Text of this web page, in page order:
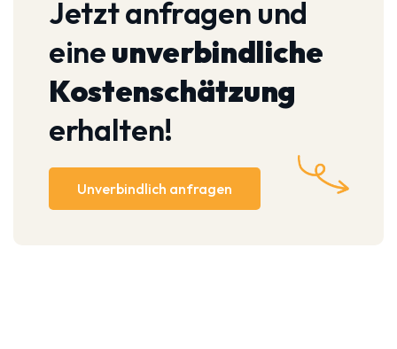
Jetzt anfragen und
eineunverbindliche
Kostenschätzung
erhalten!
Unverbindlich anfragen